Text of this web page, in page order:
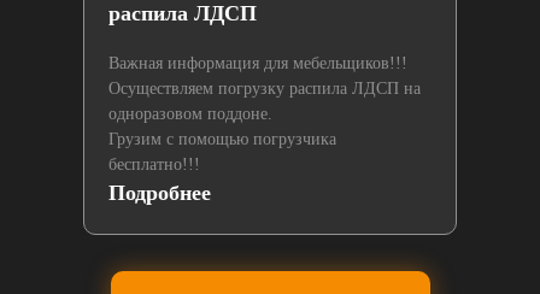
распила ЛДСП
Важная информация для мебельщиков!!!
Осуществляем погрузку распила ЛДСП на
одноразовом поддоне.
Грузим с помощью погрузчика
бесплатно!!!
Подробнее